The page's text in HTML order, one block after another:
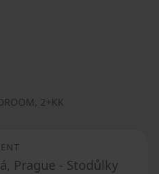
, 2+KK
Prague - Stodůlky